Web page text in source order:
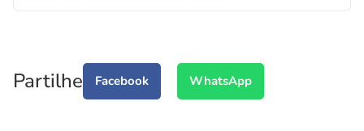
Partilhe Facebook WhatsApp